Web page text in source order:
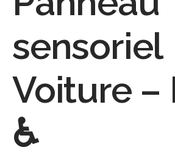
sensoriel
Voiture –
♿